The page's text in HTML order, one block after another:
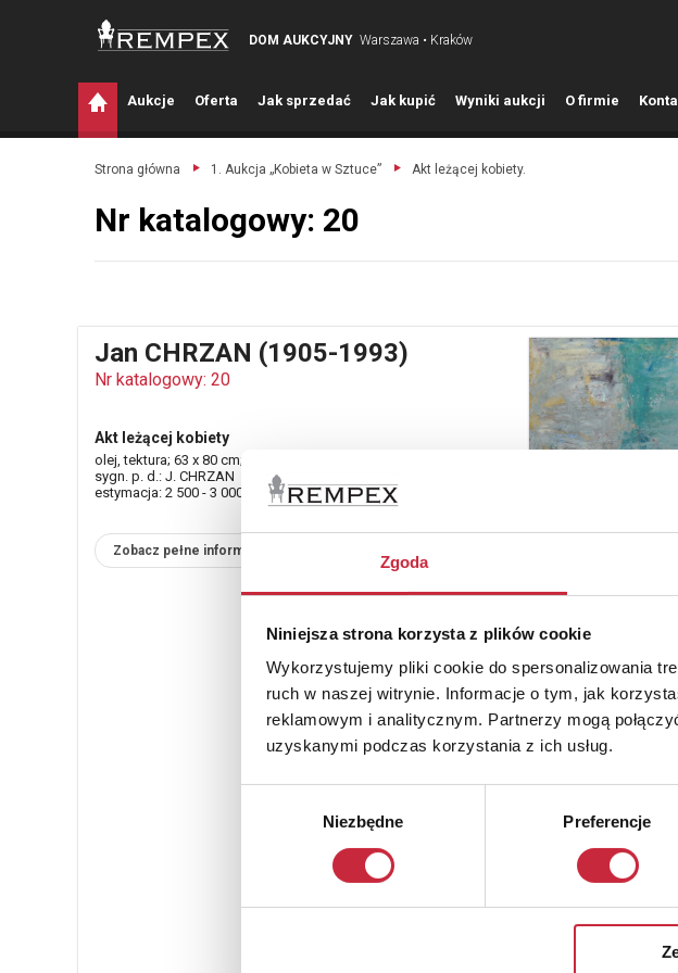
Zgoda
Niniejsza strona korzysta z plików cookie
Wykorzystujemy pliki cookie do spersonalizowania
ruch w naszej witrynie. Informacje o tym, jak
reklamowym i analitycznym. Partnerzy mogą
uzyskanymi podczas korzystania z ich usług.
Niezbędne Preferencje
DOM AUKCYJNY Warszawa • Kraków
Aukcje Oferta Jak sprzedać Jak kupić Wyniki aukcji O firmie K
Strona główna 1. Aukcja „Kobieta w Sztuce” Akt leżącej kobiety.
Nr katalogowy: 20
Jan CHRZAN (1905-1993)
Nr katalogowy: 20
Akt leżącej kobiety
olej, tektura; 63 x 80 cm;
sygn. p. d.: J. CHRZAN
estymacja: 2 500 - 3 000 zł
Zobacz pełne informacje